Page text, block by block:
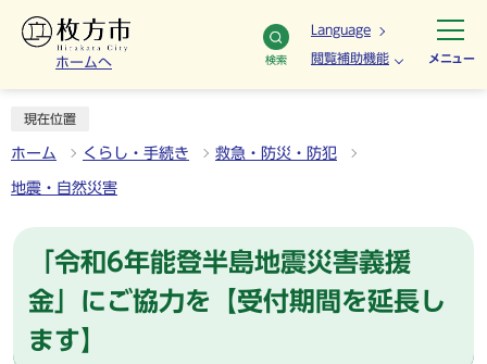
ホームへ 検索
Language
閲覧補助機能 メニュー
現在位置
ホーム くらし・手続き 救急・防災・防犯
地震・自然災害
「令和6年能登半島地震災害義援
金」にご協力を【受付期間を延長し
ます】